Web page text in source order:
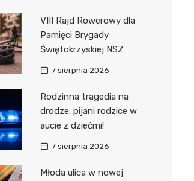
VIII Rajd Rowerowy dla
Pamięci Brygady
Świętokrzyskiej NSZ
7 sierpnia 2026
Rodzinna tragedia na
drodze: pijani rodzice w
aucie z dziećmi!
7 sierpnia 2026
Młoda ulica w nowej